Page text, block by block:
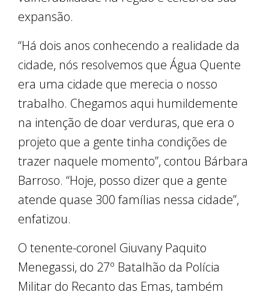
expansão.
“Há dois anos conhecendo a realidade da
cidade, nós resolvemos que Água Quente
era uma cidade que merecia o nosso
trabalho. Chegamos aqui humildemente
na intenção de doar verduras, que era o
projeto que a gente tinha condições de
trazer naquele momento”, contou Bárbara
Barroso. “Hoje, posso dizer que a gente
atende quase 300 famílias nessa cidade”,
enfatizou.
O tenente-coronel Giuvany Paquito
Menegassi, do 27º Batalhão da Polícia
Militar do Recanto das Emas, também